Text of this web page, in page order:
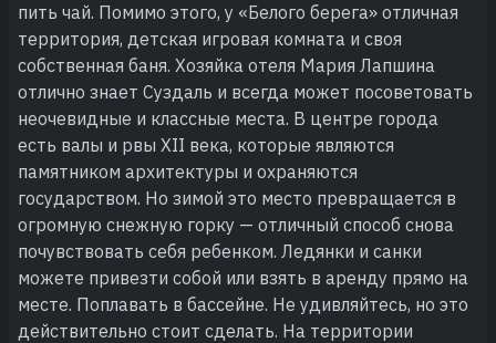
пить чай. Помимо этого, у «Белого берега» отличная
территория, детская игровая комната и своя
собственная баня. Хозяйка отеля Мария Лапшина
отлично знает Суздаль и всегда может посоветовать
неочевидные и классные места. В центре города
есть валы и рвы XII века, которые являются
памятником архитектуры и охраняются
государством. Но зимой это место превращается в
огромную снежную горку — отличный способ снова
почувствовать себя ребенком. Ледянки и санки
можете привезти собой или взять в аренду прямо на
месте. Поплавать в бассейне. Не удивляйтесь, но это
действительно стоит сделать. На территории